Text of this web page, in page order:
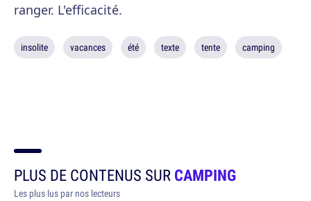
ranger. L'efficacité.
insolite vacances été texte tente camping
PLUS DE CONTENUS SURCAMPING
Les plus lus par nos lecteurs